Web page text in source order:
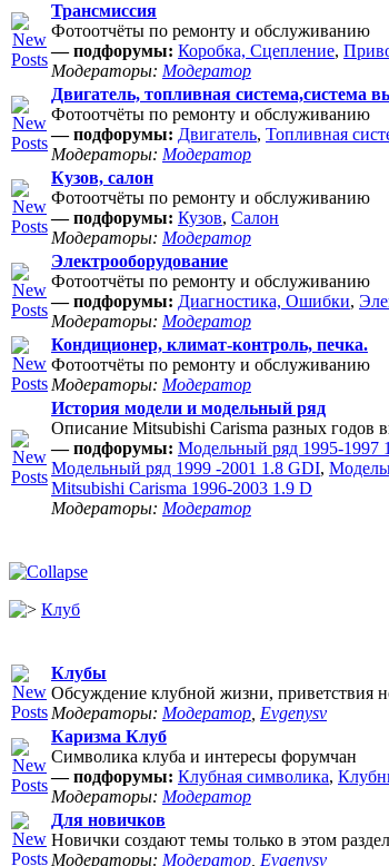
Трансмиссия
Фотоотчёты по ремонту и обслуживанию
— подфорумы: Коробка, Сцепление,
Модераторы: Модератор
Двигатель, топливная система,система
Фотоотчёты по ремонту и обслуживанию
— подфорумы: Двигатель, Топливная
Модераторы: Модератор
Кузов, салон
Фотоотчёты по ремонту и обслуживанию
— подфорумы: Кузов, Салон
Модераторы: Модератор
Электрооборудование
Фотоотчёты по ремонту и обслуживанию
— подфорумы: Диагностика, Ошибки,
Модераторы: Модератор
Кондиционер, климат-контроль, печка.
Фотоотчёты по ремонту и обслуживанию
Модераторы: Модератор
История модели и модельный ряд
Описание Mitsubishi Carisma разных годов
— подфорумы: Модельный ряд 1995-1997
Модельный ряд 1999 -2001 1.8 GDI,
Mitsubishi Carisma 1996-2003 1.9 D
Модераторы: Модератор
Клуб
Клубы
Обсуждение клубной жизни, приветствия
Модераторы: Модератор Evgenysv
Каризма Клуб
Символика клуба и интересы форумчан
— подфорумы: Клубная символика,
Модераторы: Модератор
Для новичков
Новички создают темы только в этом
Модераторы: Модератор Evgenysv